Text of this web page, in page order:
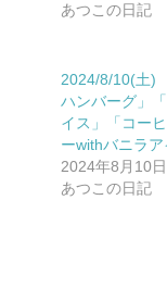
あつこの日記
2024/8/10(土)
ハンバーグ」
イス」「コー
ーwithバニラア
2024年8月10日
あつこの日記